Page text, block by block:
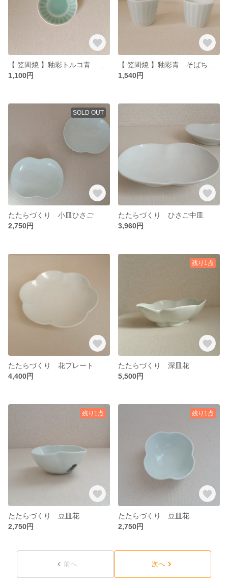
1,100円
1,540円
SOLD OUT
たたらづくり 小皿ひさご
2,750円
たたらづくり ひさご中皿
3,960円
たたらづくり 花プレート
4,400円
残り1点
たたらづくり 深皿花
5,500円
残り1点
たたらづくり 豆皿花
2,750円
残り1点
たたらづくり 豆皿花
2,750円
前へ 次へ